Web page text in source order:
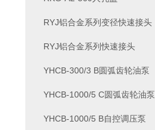
RYJ铝合金系列变径快速接头
RYJ铝合金系列快速接头
YHCB-300/3 B圆弧齿轮油泵
YHCB-1000/5 C圆弧齿轮油泵
YHCB-1000/5 B自控调压泵